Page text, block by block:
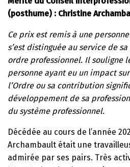
(posthume) : Christine
Ce prix est remis à une
s’est distinguée au service de
ordre professionnel. Il souligne
personne ayant eu un impact
l’Ordre ou sa contribution
développement de sa
du système professionnel.
Décédée au cours de l’année
Archambault était une
admirée par ses pairs. Très